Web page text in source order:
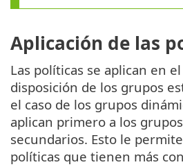
Aplicación de las
Las políticas se aplican en
disposición de los grupos
el caso de los grupos
aplican primero a los
secundarios. Esto le
políticas que tienen más